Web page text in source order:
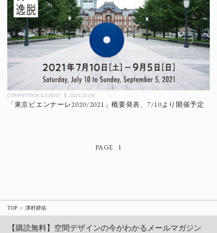
COMPETITION & EVENT 2021.05.09
「東京ビエンナーレ2020/2021」概要発表、7/10より開催予定
1
TOP 津村耕佑
【購読無料】空間デザインの今がわかるメールマガジン